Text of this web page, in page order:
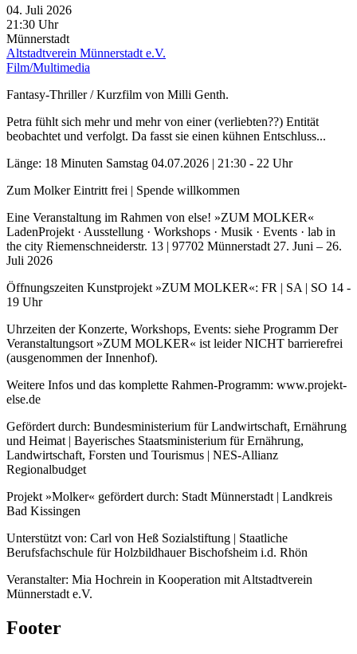
04. Juli 2026
21:30 Uhr
Münnerstadt
Altstadtverein Münnerstadt e.V.
Film/Multimedia
Fantasy-Thriller / Kurzfilm von Milli Genth.
Petra fühlt sich mehr und mehr von einer (verliebten??) Entität
beobachtet und verfolgt. Da fasst sie einen kühnen Entschluss...
Länge: 18 Minuten Samstag 04.07.2026 | 21:30 - 22 Uhr
Zum Molker Eintritt frei | Spende willkommen
Eine Veranstaltung im Rahmen von else! »ZUM MOLKER«
LadenProjekt · Ausstellung · Workshops · Musik · Events · lab in
the city Riemenschneiderstr. 13 | 97702 Münnerstadt 27. Juni – 26.
Juli 2026
Öffnungszeiten Kunstprojekt »ZUM MOLKER«: FR | SA | SO 14 -
19 Uhr
Uhrzeiten der Konzerte, Workshops, Events: siehe Programm Der
Veranstaltungsort »ZUM MOLKER« ist leider NICHT barrierefrei
(ausgenommen der Innenhof).
Weitere Infos und das komplette Rahmen-Programm: www.projekt-
else.de
Gefördert durch: Bundesministerium für Landwirtschaft, Ernährung
und Heimat | Bayerisches Staatsministerium für Ernährung,
Landwirtschaft, Forsten und Tourismus | NES-Allianz
Regionalbudget
Projekt »Molker« gefördert durch: Stadt Münnerstadt | Landkreis
Bad Kissingen
Unterstützt von: Carl von Heß Sozialstiftung | Staatliche
Berufsfachschule für Holzbildhauer Bischofsheim i.d. Rhön
Veranstalter: Mia Hochrein in Kooperation mit Altstadtverein
Münnerstadt e.V.
Footer